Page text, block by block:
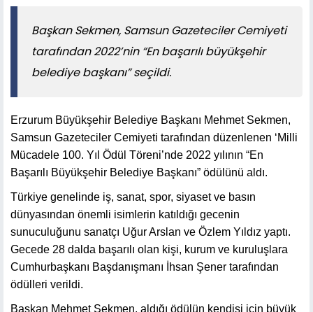
Başkan Sekmen, Samsun Gazeteciler Cemiyeti
tarafından 2022’nin “En başarılı büyükşehir
belediye başkanı” seçildi.
Erzurum Büyükşehir Belediye Başkanı Mehmet Sekmen,
Samsun Gazeteciler Cemiyeti tarafından düzenlenen ‘Milli
Mücadele 100. Yıl Ödül Töreni’nde 2022 yılının “En
Başarılı Büyükşehir Belediye Başkanı” ödülünü aldı.
Türkiye genelinde iş, sanat, spor, siyaset ve basın
dünyasından önemli isimlerin katıldığı gecenin
sunuculuğunu sanatçı Uğur Arslan ve Özlem Yıldız yaptı.
Gecede 28 dalda başarılı olan kişi, kurum ve kuruluşlara
Cumhurbaşkanı Başdanışmanı İhsan Şener tarafından
ödülleri verildi.
Başkan Mehmet Sekmen, aldığı ödülün kendisi için büyük